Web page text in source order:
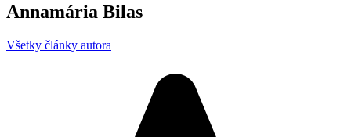
Annamária Bilas
Všetky články autora